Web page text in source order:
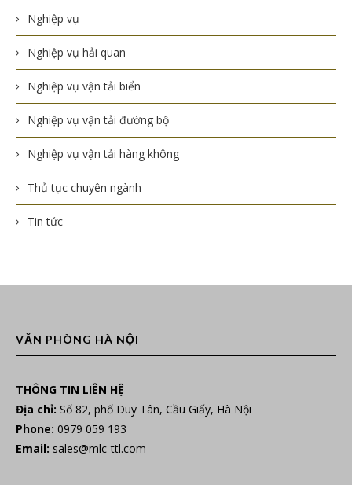
Nghiệp vụ
Nghiệp vụ hải quan
Nghiệp vụ vận tải biển
Nghiệp vụ vận tải đường bộ
Nghiệp vụ vận tải hàng không
Thủ tục chuyên ngành
Tin tức
VĂN PHÒNG HÀ NỘI
THÔNG TIN LIÊN HỆ
Địa chỉ: Số 82, phố Duy Tân, Cầu Giấy, Hà Nội
Phone: 0979 059 193
Email: sales@mlc-ttl.com